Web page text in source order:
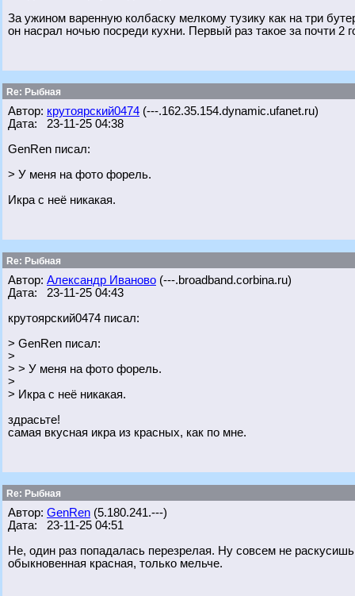
За ужином варенную колбаску мелкому тузику как на три
он насрал ночью посреди кухни. Первый раз такое за почти 2
Re: Рыбная
Автор: крутоярский0474 (---.162.35.154.dynamic.ufanet.ru)
Дата: 23-11-25 04:38
GenRen писал:
> У меня на фото форель.
Икра с неё никакая.
Re: Рыбная
Автор: Александр Иваново (---.broadband.corbina.ru)
Дата: 23-11-25 04:43
крутоярский0474 писал:
> GenRen писал:
>
> > У меня на фото форель.
>
> Икра с неё никакая.
здрасьте!
самая вкусная икра из красных, как по мне.
Re: Рыбная
Автор: GenRen (5.180.241.---)
Дата: 23-11-25 04:51
Не, один раз попадалась перезрелая. Ну совсем не
обыкновенная красная, только мельче.